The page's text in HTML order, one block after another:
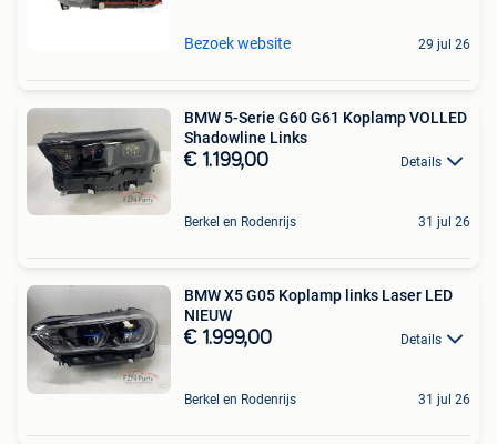
Bezoek website 29 jul 26
BMW 5-Serie G60 G61 Koplamp VOLLED
Shadowline Links
€ 1.199,00 Details
Berkel en Rodenrijs 31 jul 26
BMW X5 G05 Koplamp links Laser LED
NIEUW
€ 1.999,00 Details
Berkel en Rodenrijs 31 jul 26